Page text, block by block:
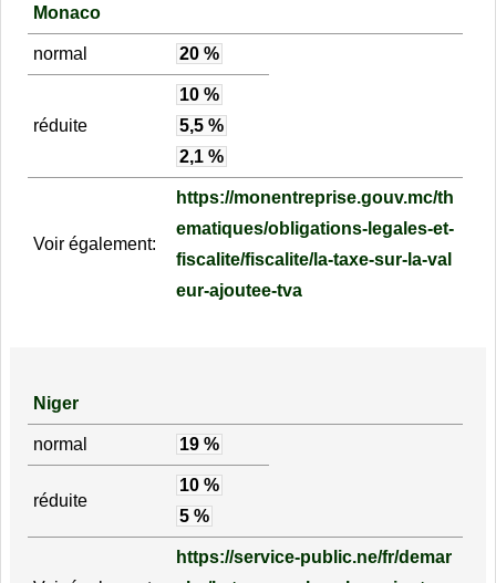
Monaco
normal 20 %
réduite
10 %
5,5 %
2,1 %
Voir également:
https://monentreprise.gouv.mc/th
ematiques/obligations-legales-et-
fiscalite/fiscalite/la-taxe-sur-la-val
eur-ajoutee-tva
Niger
normal 19 %
réduite
10 %
5 %
https://service-public.ne/fr/demar